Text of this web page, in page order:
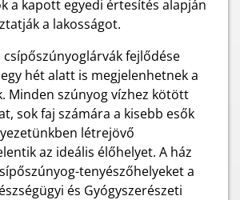
a kapott egyedi értesítés alapján
a lakosságot.
csípőszúnyoglárvák fejlődése
hét alatt is megjelenhetnek a
Minden szúnyog vízhez kötött
sok faj számára a kisebb esők
létrejövő
az ideális élőhelyet. A ház
tenyészőhelyeket a
és Gyógyszerészeti